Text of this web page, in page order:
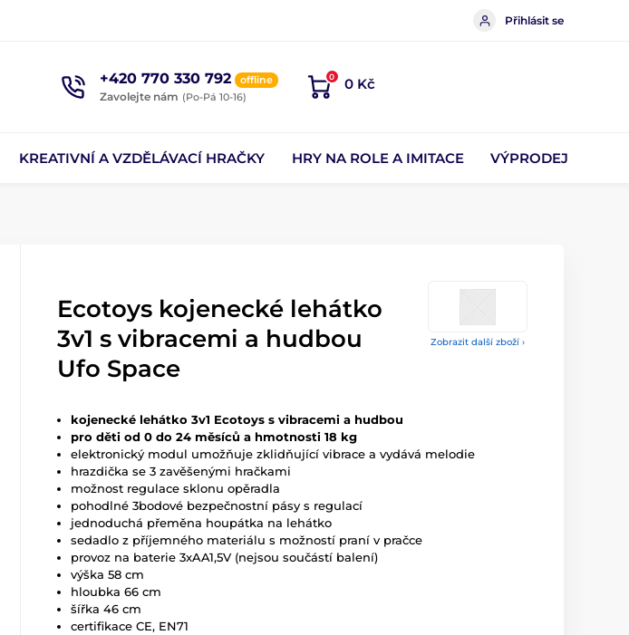
Přihlásit se
+420 770 330 792 offline
Zavolejte nám (Po-Pá 10-16)
0 0 Kč
KREATIVNÍ A VZDĚLÁVACÍ HRAČKY HRY NA ROLE A IMITACE VÝPRODEJ
Zobrazit další zboží ›
Ecotoys kojenecké lehátko
3v1 s vibracemi a hudbou
Ufo Space
kojenecké lehátko 3v1 Ecotoys s vibracemi a hudbou
pro děti od 0 do 24 měsíců a hmotnosti 18 kg
elektronický modul umožňuje zklidňující vibrace a vydává melodie
hrazdička se 3 zavěšenými hračkami
možnost regulace sklonu opěradla
pohodlné 3bodové bezpečnostní pásy s regulací
jednoduchá přeměna houpátka na lehátko
sedadlo z příjemného materiálu s možností praní v pračce
provoz na baterie 3xAA1,5V (nejsou součástí balení)
výška 58 cm
hloubka 66 cm
šířka 46 cm
certifikace CE, EN71